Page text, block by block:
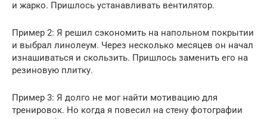
и жарко. Пришлось устанавливать вентилятор.
Пример 2: Я решил сэкономить на напольном покрытии
и выбрал линолеум. Через несколько месяцев он начал
изнашиваться и скользить. Пришлось заменить его на
резиновую плитку.
Пример 3: Я долго не мог найти мотивацию для
тренировок. Но когда я повесил на стену фотографии